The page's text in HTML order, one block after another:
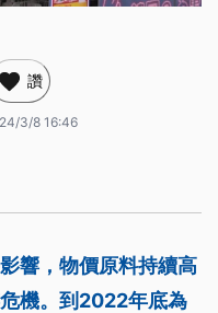
讚
3/8 16:46
響，物價原料持續高
機。到2022年底為